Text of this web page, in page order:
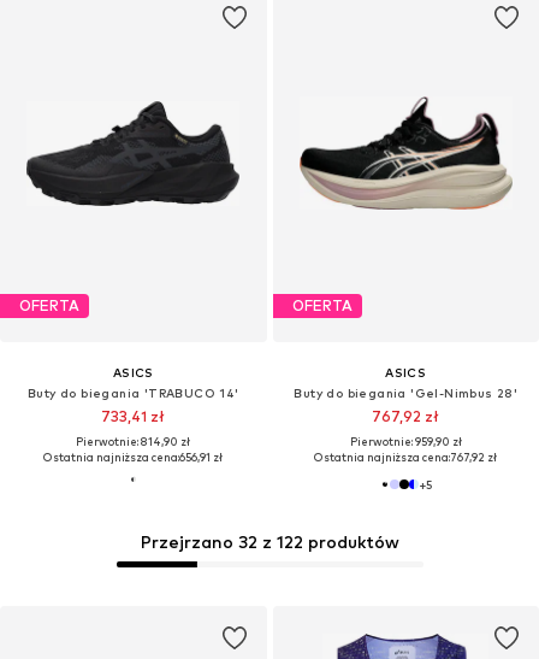
OFERTA
ASICS
Buty do biegania 'TRABUCO 14'
733,41 zł
Pierwotnie: 814,90 zł
Ostatnia najniższa cena:656,91 zł
OFERTA
ASICS
Buty do biegania 'Gel-Nimbus 28'
767,92 zł
Pierwotnie: 959,90 zł
Ostatnia najniższa cena:767,92 zł
+5
Przejrzano 32 z 122 produktów